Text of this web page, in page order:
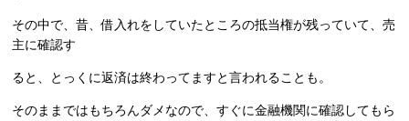
その中で、昔、借入れをしていたところの抵当権が残っていて、売
主に確認す
ると、とっくに返済は終わってますと言われることも。
そのままではもちろんダメなので、すぐに金融機関に確認してもら